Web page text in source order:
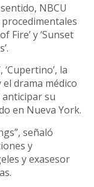
NBCU
Fire’ y ‘Sunset
la
el drama médico
anticipar su
en Nueva York.
señaló
y
y exasesor